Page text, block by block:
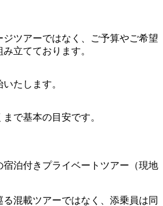
ツアーではなく、ご予算やご希望
立てております。
たします。
で基本の目安です。
泊付きプライベートツアー（現地
混載ツアーではなく、添乗員は同